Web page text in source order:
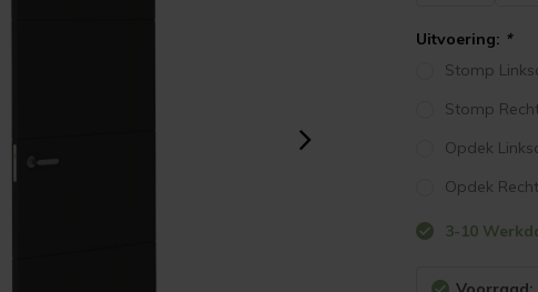
Uitvoering: *
Stomp
Stomp
Opdek
Opdek
3-10